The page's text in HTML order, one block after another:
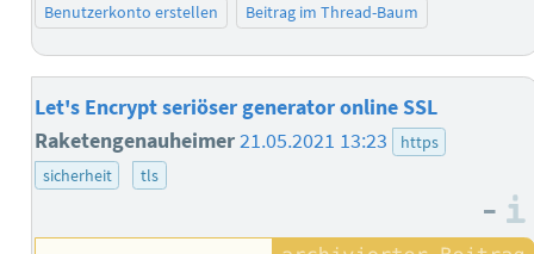
Benutzerkonto erstellen
Beitrag im Thread-Baum
Let's Encrypt seriöser generator online SSL
Raketengenauheimer21.05.2021 13:23
https
sicherheit
tls
–